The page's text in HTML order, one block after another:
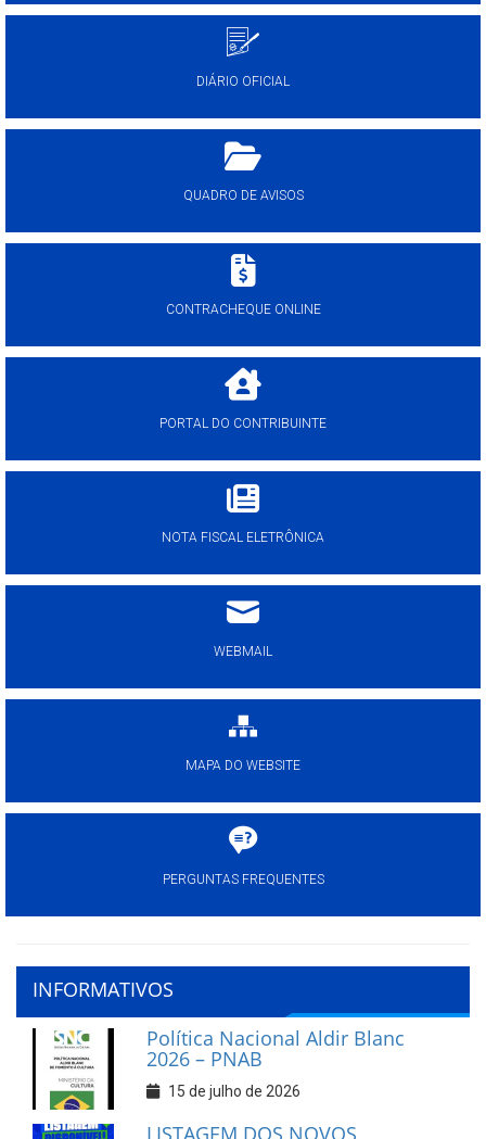
DIÁRIO OFICIAL
QUADRO DE AVISOS
CONTRACHEQUE ONLINE
PORTAL DO CONTRIBUINTE
NOTA FISCAL ELETRÔNICA
WEBMAIL
MAPA DO WEBSITE
PERGUNTAS FREQUENTES
INFORMATIVOS
Política Nacional Aldir Blanc
2026 – PNAB
15 de julho de 2026